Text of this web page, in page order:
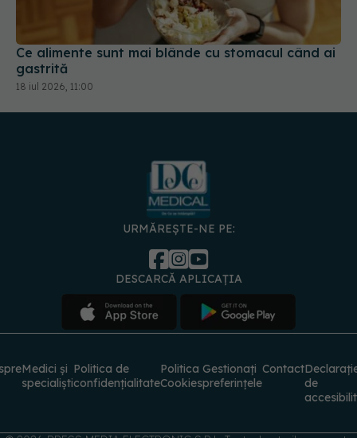
Ce alimente sunt mai blânde cu stomacul când ai
18 iul 2026, 11:00
URMĂREȘTE-NE PE:
DESCARCĂ APLICAȚIA
Medici și Politica de
Politica Gestionați Contact
© 2026 PRESS MEDIA ELECTRONIC S.R.L. Toate drepturile rezervate